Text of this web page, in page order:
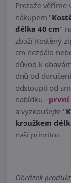
Protože věříme
nákupem "
délka 40 cm"
zboží Kostěný
cm nezdálo
důvod k
dnů od
odstoupit od
nabídku - první
a vyzkoušejte "
kroužkem
naší prioritou.
Obrázek